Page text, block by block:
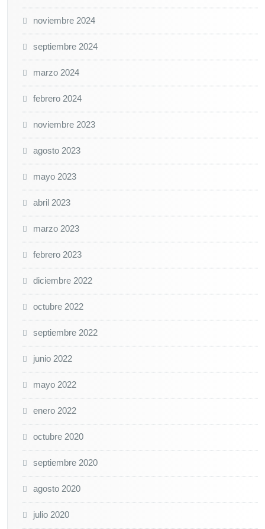
noviembre 2024
septiembre 2024
marzo 2024
febrero 2024
noviembre 2023
agosto 2023
mayo 2023
abril 2023
marzo 2023
febrero 2023
diciembre 2022
octubre 2022
septiembre 2022
junio 2022
mayo 2022
enero 2022
octubre 2020
septiembre 2020
agosto 2020
julio 2020